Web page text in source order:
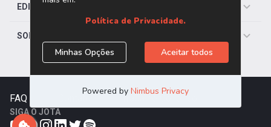
EDITORIAS
SOBRE O JOTA
FAQ Trabalhe Conosco
SIGA O JOTA